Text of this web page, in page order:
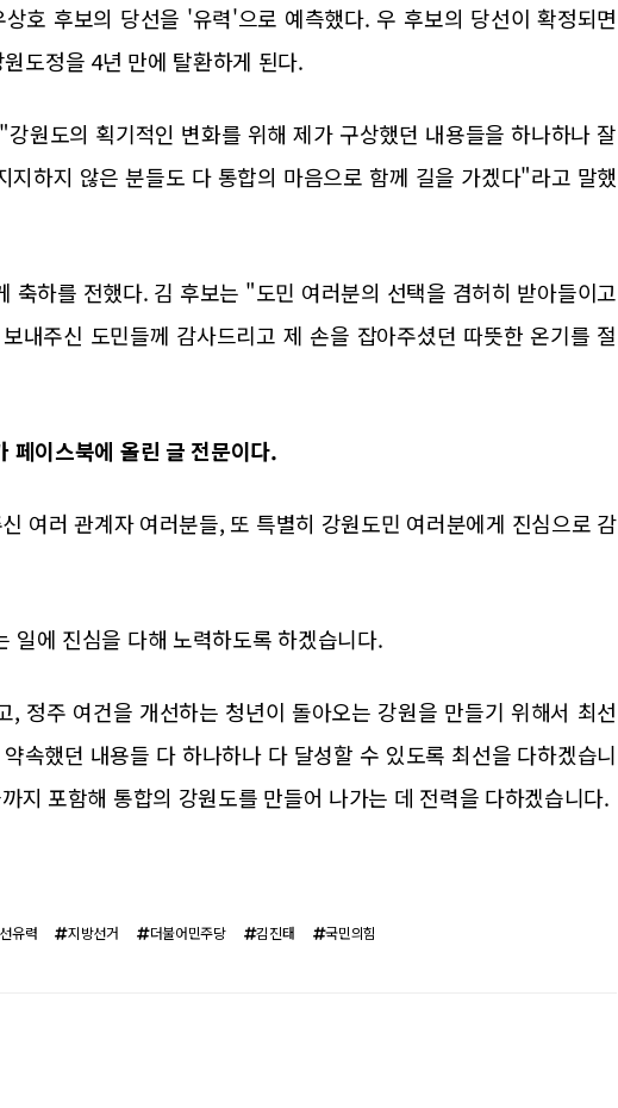
호 후보의 당선을 '유력'으로 예측했다. 우 후보의 당선이 확정되면
도정을 4년 만에 탈환하게 된다.
원도의 획기적인 변화를 위해 제가 구상했던 내용들을 하나하나 잘
하지 않은 분들도 다 통합의 마음으로 함께 길을 가겠다"라고 말했
축하를 전했다. 김 후보는 "도민 여러분의 선택을 겸허히 받아들이고
내주신 도민들께 감사드리고 제 손을 잡아주셨던 따뜻한 온기를 절
페이스북에 올린 글 전문이다.
여러 관계자 여러분들, 또 특별히 강원도민 여러분에게 진심으로 감
일에 진심을 다해 노력하도록 하겠습니다.
, 정주 여건을 개선하는 청년이 돌아오는 강원을 만들기 위해서 최선
속했던 내용들 다 하나하나 다 달성할 수 있도록 최선을 다하겠습니
지 포함해 통합의 강원도를 만들어 나가는 데 전력을 다하겠습니다.
유력 지방선거 더불어민주당 김진태 국민의힘